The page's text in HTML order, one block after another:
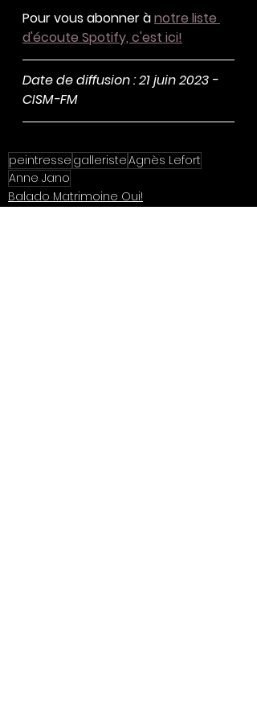
Pour vous abonner à notre liste
d'écoute Spotify, c'est ici!
Date de diffusion : 21 juin 2023 -
CISM-FM
peintresse galleristeAgnès Lefort
Anne Jano
Balado Matrimoine Oui!